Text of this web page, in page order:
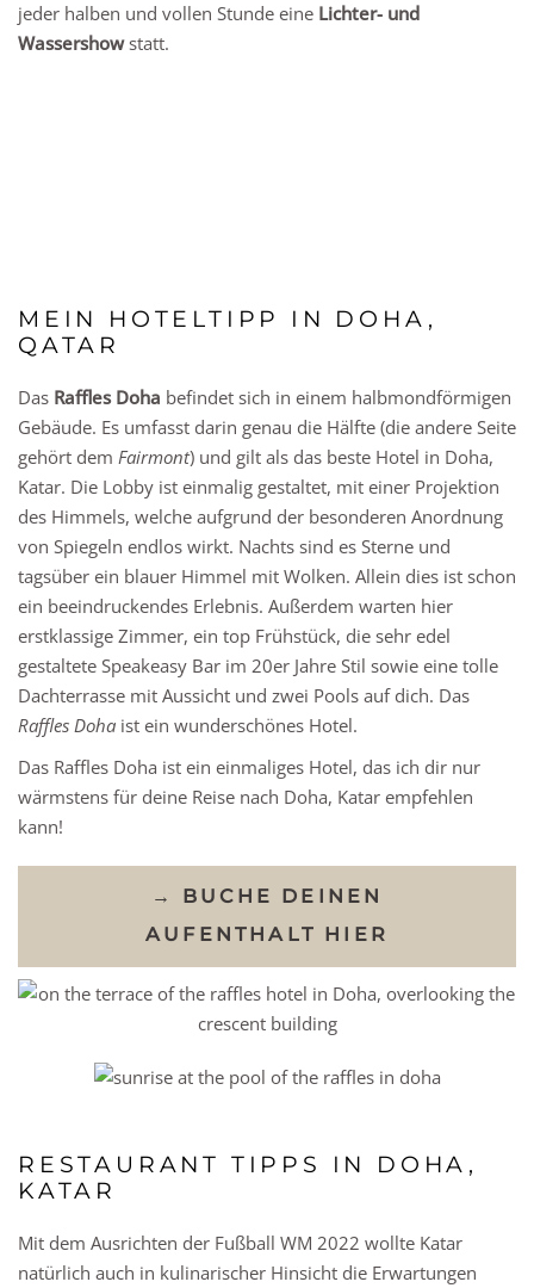
jeder halben und vollen Stunde eine Lichter- und
Wassershowstatt.
MEIN HOTELTIPP IN DOHA,
QATAR
Das Raffles Doha befindet sich in einem halbmondförmigen
Gebäude. Es umfasst darin genau die Hälfte (die andere Seite
gehört dem Fairmont) und gilt als das beste Hotel in Doha,
Katar. Die Lobby ist einmalig gestaltet, mit einer Projektion
des Himmels, welche aufgrund der besonderen Anordnung
von Spiegeln endlos wirkt. Nachts sind es Sterne und
tagsüber ein blauer Himmel mit Wolken. Allein dies ist schon
ein beeindruckendes Erlebnis. Außerdem warten hier
erstklassige Zimmer, ein top Frühstück, die sehr edel
gestaltete Speakeasy Bar im 20er Jahre Stil sowie eine tolle
Dachterrasse mit Aussicht und zwei Pools auf dich. Das
Raffles Doha ist ein wunderschönes Hotel.
Das Raffles Doha ist ein einmaliges Hotel, das ich dir nur
wärmstens für deine Reise nach Doha, Katar empfehlen
kann!
→ BUCHE DEINEN
AUFENTHALT HIER
RESTAURANT TIPPS IN DOHA,
KATAR
Mit dem Ausrichten der Fußball WM 2022 wollte Katar
natürlich auch in kulinarischer Hinsicht die Erwartungen